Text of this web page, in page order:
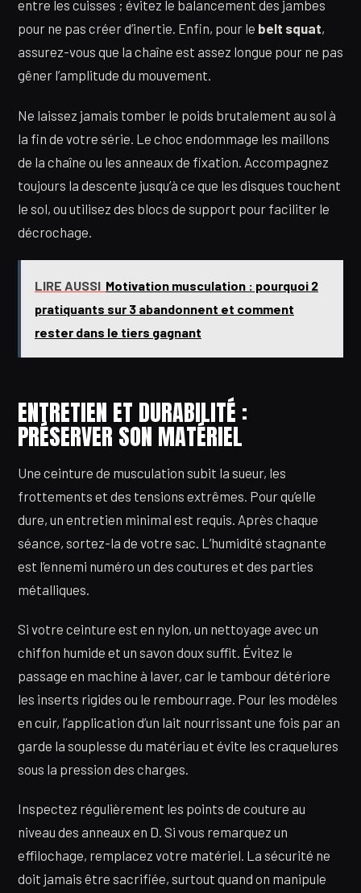
entre les cuisses ; évitez le balancement des jambes
pour ne pas créer d’inertie. Enfin, pour le belt squat,
assurez-vous que la chaîne est assez longue pour ne pas
gêner l’amplitude du mouvement.
Ne laissez jamais tomber le poids brutalement au sol à
la fin de votre série. Le choc endommage les maillons
de la chaîne ou les anneaux de fixation. Accompagnez
toujours la descente jusqu’à ce que les disques touchent
le sol, ou utilisez des blocs de support pour faciliter le
décrochage.
LIRE AUSSI Motivation musculation : pourquoi 2
pratiquants sur 3 abandonnent et comment
rester dans le tiers gagnant
ENTRETIEN ET DURABILITÉ :
PRÉSERVER SON MATÉRIEL
Une ceinture de musculation subit la sueur, les
frottements et des tensions extrêmes. Pour qu’elle
dure, un entretien minimal est requis. Après chaque
séance, sortez-la de votre sac. L’humidité stagnante
est l’ennemi numéro un des coutures et des parties
métalliques.
Si votre ceinture est en nylon, un nettoyage avec un
chiffon humide et un savon doux suffit. Évitez le
passage en machine à laver, car le tambour détériore
les inserts rigides ou le rembourrage. Pour les modèles
en cuir, l’application d’un lait nourrissant une fois par an
garde la souplesse du matériau et évite les craquelures
sous la pression des charges.
Inspectez régulièrement les points de couture au
niveau des anneaux en D. Si vous remarquez un
effilochage, remplacez votre matériel. La sécurité ne
doit jamais être sacrifiée, surtout quand on manipule